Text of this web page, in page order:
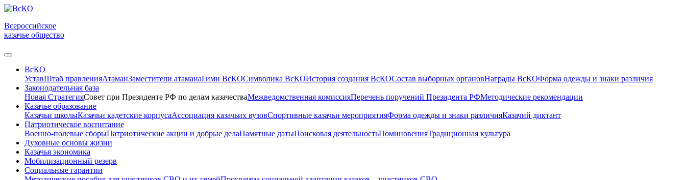
Всероссийское
казачье общество
ВсКО
УставШтаб правленияАтаманЗаместители атаманаГимн ВсКОСимволика ВсКОИстория создания ВсКОСостав выборных органовНаграды ВсКОФорма одежды и знаки различия
Законодательная база
Новая СтратегияСовет при Президенте РФ по делам казачестваМежведомственная комиссияПеречень поручений Президента РФМетодические рекомендации
Казачье образование
Казачьи школыКазачьи кадетские корпусаАссоциация казачьих вузовСпортивные казачьи мероприятияФорма одежды и знаки различияКазачий диктант
Патриотическое воспитание
Военно-полевые сборыПатриотические акции и добрые делаПамятные датыПоисковая деятельностьПоминовенияТрадиционная культура
Духовные основы жизни
Казачья экономика
Мобилизационный резерв
Социальные гарантии